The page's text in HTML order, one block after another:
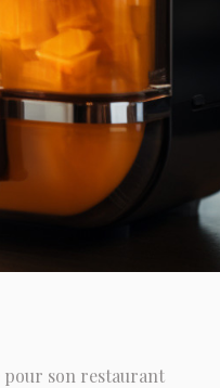
son restaurant